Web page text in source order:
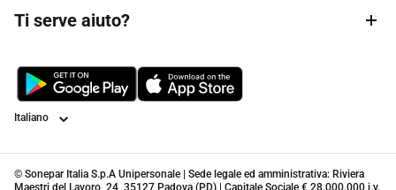
Ti serve aiuto?
Lingua
© Sonepar Italia S.p.A Unipersonale | Sede legale ed amministrativa: Riviera
Maestri del Lavoro, 24, 35127 Padova (PD) | Capitale Sociale € 28.000.000 i.v.